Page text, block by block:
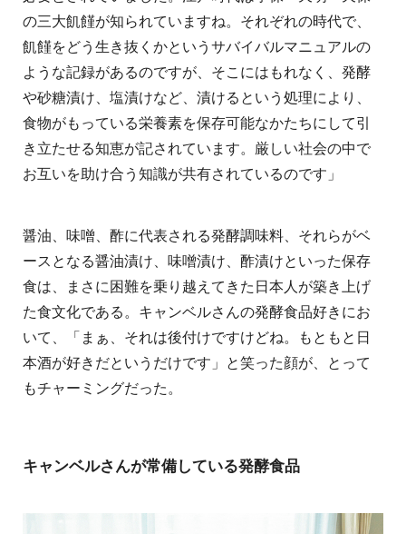
の三大飢饉が知られていますね。それぞれの時代で、
飢饉をどう生き抜くかというサバイバルマニュアルの
ような記録があるのですが、そこにはもれなく、発酵
や砂糖漬け、塩漬けなど、漬けるという処理により、
食物がもっている栄養素を保存可能なかたちにして引
き立たせる知恵が記されています。厳しい社会の中で
お互いを助け合う知識が共有されているのです」
醤油、味噌、酢に代表される発酵調味料、それらがベ
ースとなる醤油漬け、味噌漬け、酢漬けといった保存
食は、まさに困難を乗り越えてきた日本人が築き上げ
た食文化である。キャンベルさんの発酵食品好きにお
いて、「まぁ、それは後付けですけどね。もともと日
本酒が好きだというだけです」と笑った顔が、とって
もチャーミングだった。
キャンベルさんが常備している発酵食品